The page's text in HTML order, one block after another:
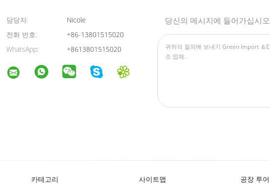
담당자:
Nicole
전화 번호:
+86-13801515020
WhatsApp:
+8613801515020
당신의 메시지에 들어가십시오
카테고리 사이트맵 공장 투어